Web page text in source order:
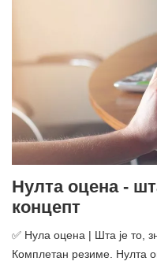
Нулта оцена -
концепт
✅ Нула оцена | Шта је то,
Комплетан резиме. Нулта